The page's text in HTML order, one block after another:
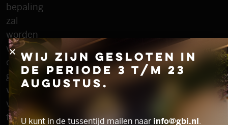
bepaling
zal
worden
vervangen
of
geacht
worden
vervangen
te
Wij zijn gesloten in
de periode 3 t/m 23
augustus.
U kunt in de tussentijd mailen naar info@gbi.nl